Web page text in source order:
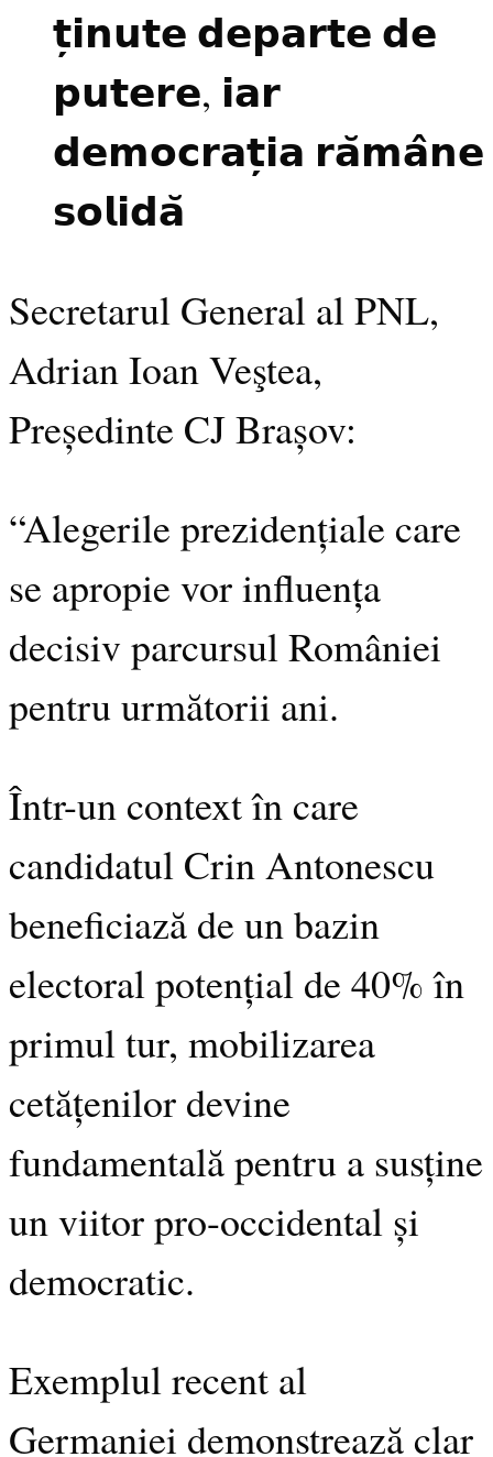
𝘁̦𝗶𝗻𝘂𝘁𝗲 𝗱𝗲𝗽𝗮𝗿𝘁𝗲 𝗱𝗲
𝗽𝘂𝘁𝗲𝗿𝗲, 𝗶𝗮𝗿
𝗱𝗲𝗺𝗼𝗰𝗿𝗮𝘁̦𝗶𝗮 𝗿𝗮̆𝗺𝗮̂𝗻𝗲
𝘀𝗼𝗹𝗶𝗱𝗮̆
Secretarul General al PNL,
Adrian Ioan Veştea,
Președinte CJ Brașov:
“Alegerile prezidențiale care
se apropie vor influența
decisiv parcursul României
pentru următorii ani.
Într-un context în care
candidatul Crin Antonescu
beneficiază de un bazin
electoral potențial de 40% în
primul tur, mobilizarea
cetățenilor devine
fundamentală pentru a susține
un viitor pro-occidental și
democratic.
Exemplul recent al
Germaniei demonstrează clar